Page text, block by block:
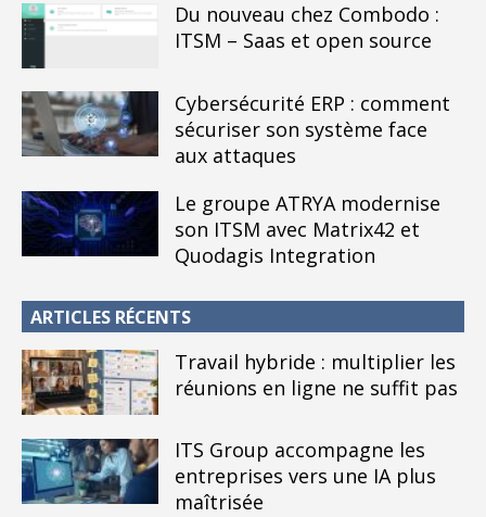
Du nouveau chez Combodo :
ITSM – Saas et open source
Cybersécurité ERP : comment
sécuriser son système face
aux attaques
Le groupe ATRYA modernise
son ITSM avec Matrix42 et
Quodagis Integration
ARTICLES RÉCENTS
Travail hybride : multiplier les
réunions en ligne ne suffit pas
ITS Group accompagne les
entreprises vers une IA plus
maîtrisée